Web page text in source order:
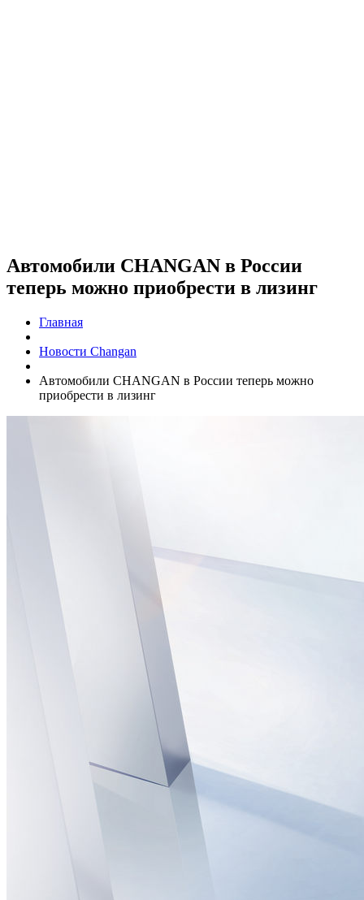
Автомобили CHANGAN в России
теперь можно приобрести в лизинг
Главная
Новости Changan
Автомобили CHANGAN в России теперь можно
приобрести в лизинг